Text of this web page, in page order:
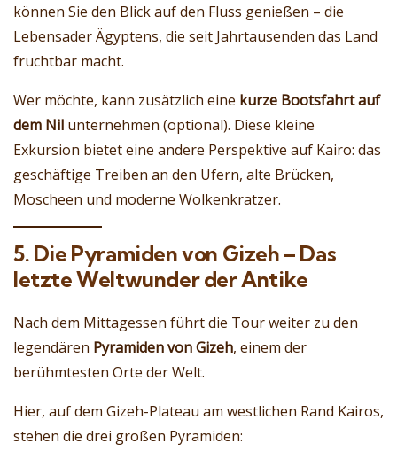
können Sie den Blick auf den Fluss genießen – die
Lebensader Ägyptens, die seit Jahrtausenden das Land
fruchtbar macht.
Wer möchte, kann zusätzlich eine kurze Bootsfahrt auf
dem Nil unternehmen (optional). Diese kleine
Exkursion bietet eine andere Perspektive auf Kairo: das
geschäftige Treiben an den Ufern, alte Brücken,
Moscheen und moderne Wolkenkratzer.
5. Die Pyramiden von Gizeh – Das
letzte Weltwunder der Antike
Nach dem Mittagessen führt die Tour weiter zu den
legendären Pyramiden von Gizeh, einem der
berühmtesten Orte der Welt.
Hier, auf dem Gizeh-Plateau am westlichen Rand Kairos,
stehen die drei großen Pyramiden: